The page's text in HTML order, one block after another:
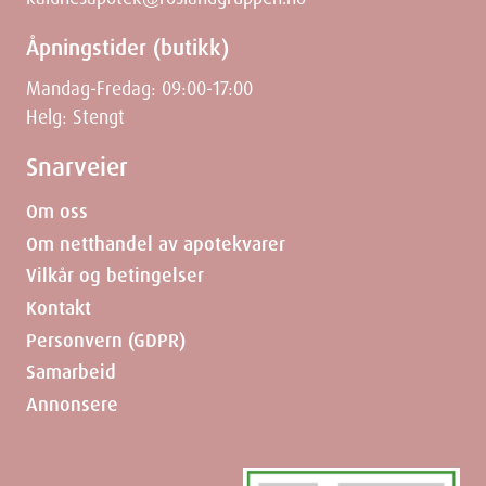
Åpningstider (butikk)
Mandag-Fredag: 09:00-17:00
Helg: Stengt
Snarveier
Om oss
Om netthandel av apotekvarer
Vilkår og betingelser
Kontakt
Personvern (GDPR)
Samarbeid
Annonsere